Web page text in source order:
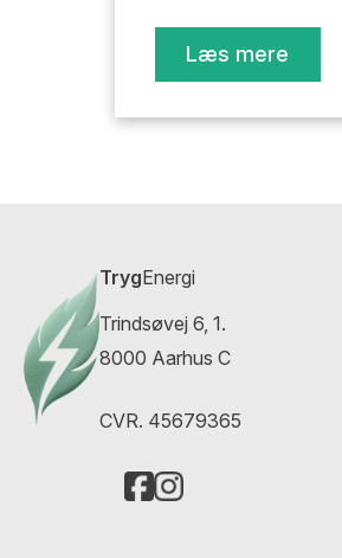
Læs mere
TrygEnergi
Trindsøvej 6, 1.
8000 Aarhus C
CVR. 45679365